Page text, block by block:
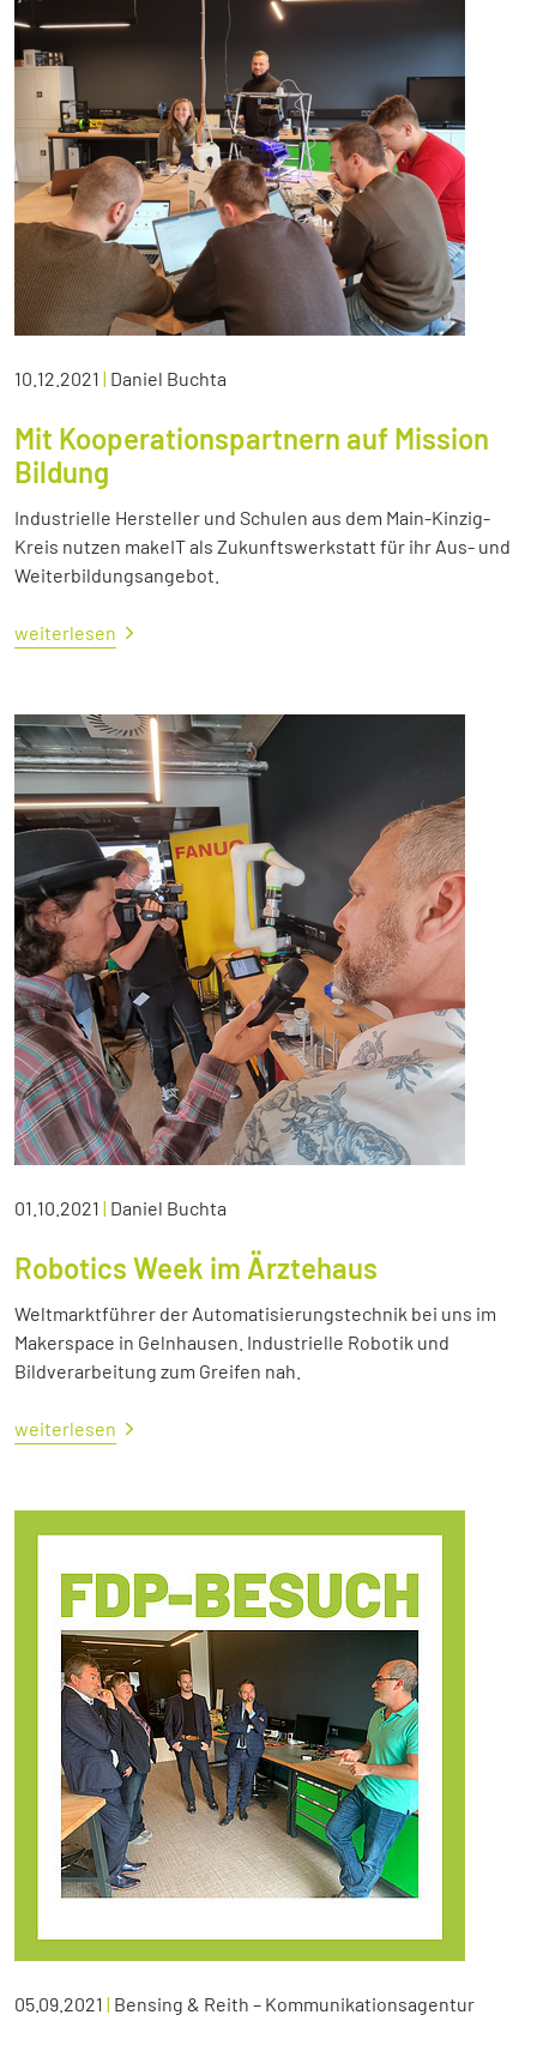
10.12.2021 | Daniel Buchta
Mit Kooperationspartnern auf Mission
Bildung
Industrielle Hersteller und Schulen aus dem Main-Kinzig-
Kreis nutzen makeIT als Zukunftswerkstatt für ihr Aus- und
Weiterbildungsangebot.
weiterlesen
01.10.2021 | Daniel Buchta
Robotics Week im Ärztehaus
Weltmarktführer der Automatisierungstechnik bei uns im
Makerspace in Gelnhausen. Industrielle Robotik und
Bildverarbeitung zum Greifen nah.
weiterlesen
05.09.2021 | Bensing & Reith – Kommunikationsagentur